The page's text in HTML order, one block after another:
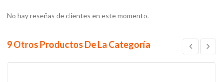
No hay reseñas de clientes en este momento.
9 Otros Productos De La Categoría